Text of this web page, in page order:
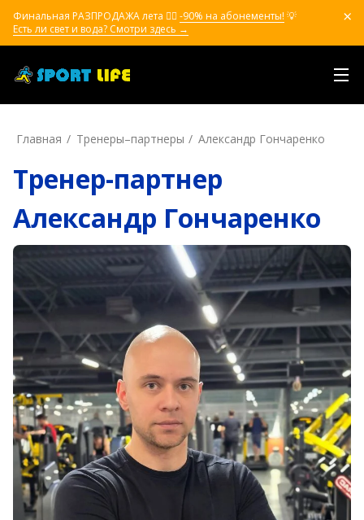
Финальная РАЗПРОДАЖА лета ❤️‍🔥 -90% на абонементы! 💡
Есть ли свет и вода? Смотри здесь →
Главная Тренеры–пapтнepы Александр Гончаренко
Тренер-партнер
Александр Гончаренко